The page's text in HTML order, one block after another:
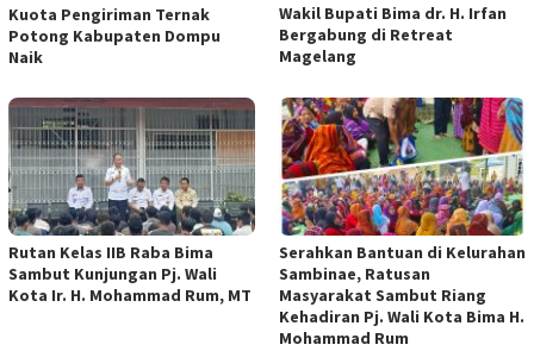
Kuota Pengiriman Ternak
Potong Kabupaten Dompu
Naik
Wakil Bupati Bima dr. H. Irfan
Bergabung di Retreat
Magelang
Rutan Kelas IIB Raba Bima
Sambut Kunjungan Pj. Wali
Kota Ir. H. Mohammad Rum, MT
Serahkan Bantuan di Kelurahan
Sambinae, Ratusan
Masyarakat Sambut Riang
Kehadiran Pj. Wali Kota Bima H.
Mohammad Rum